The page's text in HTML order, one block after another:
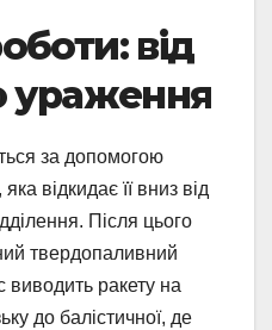
від
ураження
за допомогою
відкидає її вниз від
Після цього
твердопаливний
ракету на
до балістичної, де